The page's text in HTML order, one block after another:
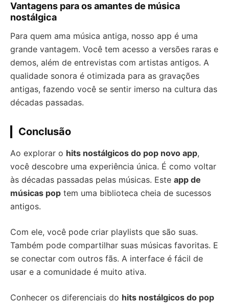
Vantagens para os amantes de música
nostálgica
Para quem ama música antiga, nosso app é uma
grande vantagem. Você tem acesso a versões raras e
demos, além de entrevistas com artistas antigos. A
qualidade sonora é otimizada para as gravações
antigas, fazendo você se sentir imerso na cultura das
décadas passadas.
Conclusão
Ao explorar o hits nostálgicos do pop novo app,
você descobre uma experiência única. É como voltar
às décadas passadas pelas músicas. Este app de
músicas pop tem uma biblioteca cheia de sucessos
antigos.
Com ele, você pode criar playlists que são suas.
Também pode compartilhar suas músicas favoritas. E
se conectar com outros fãs. A interface é fácil de
usar e a comunidade é muito ativa.
Conhecer os diferenciais do hits nostálgicos do pop